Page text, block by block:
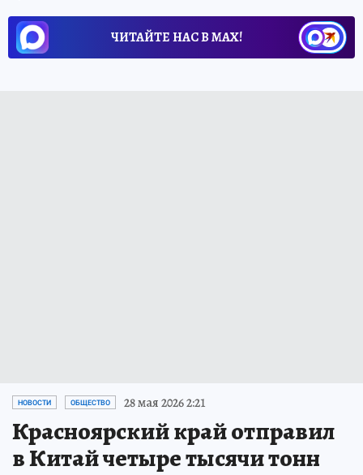
ЧИТАЙТЕ НАС В МАХ!
НОВОСТИ ОБЩЕСТВО 28 мая 2026 2:21
Красноярский край отправил
в Китай четыре тысячи тонн